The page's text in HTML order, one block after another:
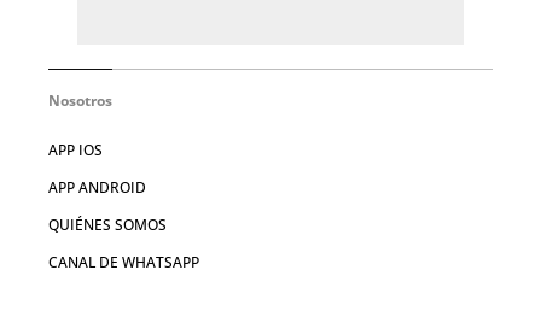
Nosotros
APP IOS
APP ANDROID
QUIÉNES SOMOS
CANAL DE WHATSAPP